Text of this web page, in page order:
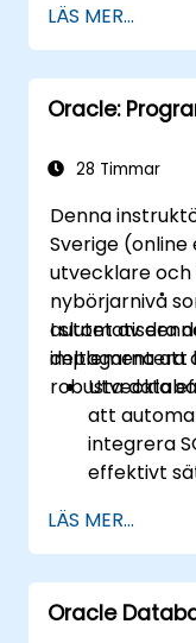
förbättra
Använd
använd
mot SQL
VPD och
LÄS MER...
Oracle:
28 Timmar
Denna
Sverige
utvecklare
nybörjarnivå
automatisera
implementera
robusta
I slutet av
deltagarna att
Utveckla
att
integrera
effektivt
inklusive
och
LÄS MER...
Oracle